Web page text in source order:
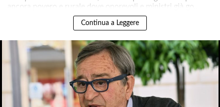
ancora povero e rurale dove onorevoli e ministri già go..
Continua a Leggere